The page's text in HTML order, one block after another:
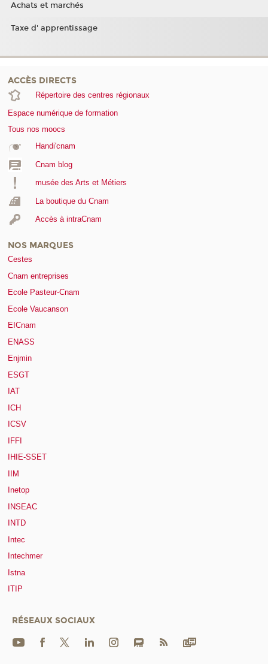
Achats et marchés
Taxe d' apprentissage
ACCÈS DIRECTS
Répertoire des centres régionaux
Espace numérique de formation
Tous nos moocs
Handi'cnam
Cnam blog
musée des Arts et Métiers
La boutique du Cnam
Accès à intraCnam
NOS MARQUES
Cestes
Cnam entreprises
Ecole Pasteur-Cnam
Ecole Vaucanson
EICnam
ENASS
Enjmin
ESGT
IAT
ICH
ICSV
IFFI
IHIE-SSET
IIM
Inetop
INSEAC
INTD
Intec
Intechmer
Istna
ITIP
RÉSEAUX SOCIAUX